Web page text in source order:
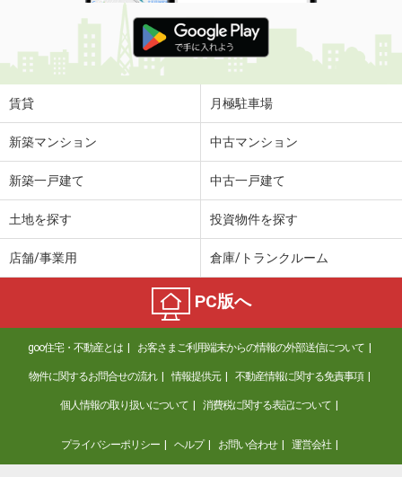
賃貸 月極駐車場
新築マンション 中古マンション
新築一戸建て 中古一戸建て
土地を探す 投資物件を探す
店舗/事業用 倉庫/トランクルーム
PC版へ
goo住宅・不動産とは お客さまご利用端末からの情報の外部送信について
物件に関するお問合せの流れ 情報提供元 不動産情報に関する免責事項
個人情報の取り扱いについて 消費税に関する表記について
プライバシーポリシー ヘルプ お問い合わせ 運営会社